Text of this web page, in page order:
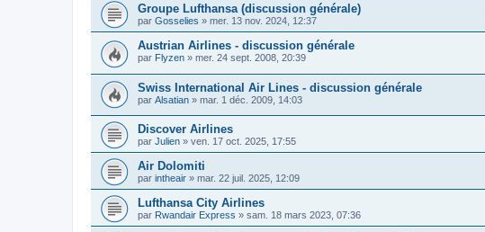
Groupe Lufthansa (discussion générale)
par Gosselies » mer. 13 nov. 2024, 12:37
Austrian Airlines - discussion générale
par Flyzen » mer. 24 sept. 2008, 20:39
Swiss International Air Lines - discussion générale
par Alsatian » mar. 1 déc. 2009, 14:03
Discover Airlines
par Julien » ven. 17 oct. 2025, 17:55
Air Dolomiti
par intheair » mar. 22 juil. 2025, 12:09
Lufthansa City Airlines
par Rwandair Express » sam. 18 mars 2023, 07:36